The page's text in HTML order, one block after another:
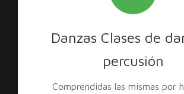
Danzas Clases de
percusión
Comprendidas las mismas por